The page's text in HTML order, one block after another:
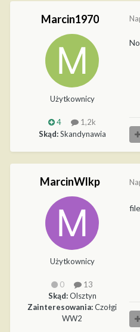
Marcin1970
Użytkownicy
4
1,2k
Skąd:Skandynawia
MarcinWlkp
Użytkownicy
0
13
Skąd:Olsztyn
Zainteresowania:Czołgi
WW2